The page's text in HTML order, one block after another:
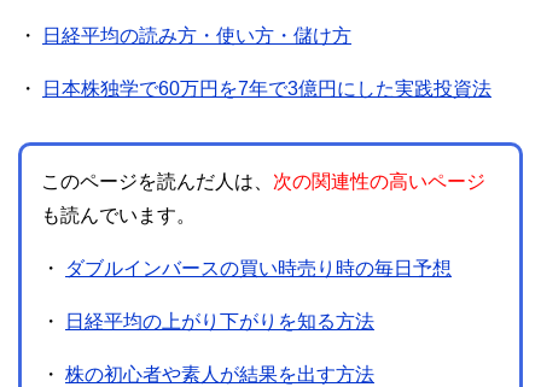
・ 日経平均の読み方・使い方・儲け方
・ 日本株独学で60万円を7年で3億円にした実践投資法
このページを読んだ人は、 次の関連性の高いページ
も読んでいます。
・ ダブルインバースの買い時売り時の毎日予想
・ 日経平均の上がり下がりを知る方法
・ 株の初心者や素人が結果を出す方法